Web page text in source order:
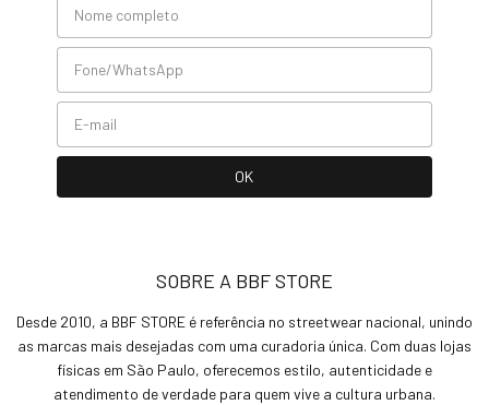
SOBRE A BBF STORE
Desde 2010, a BBF STORE é referência no streetwear nacional, unindo
as marcas mais desejadas com uma curadoria única. Com duas lojas
físicas em São Paulo, oferecemos estilo, autenticidade e
atendimento de verdade para quem vive a cultura urbana.